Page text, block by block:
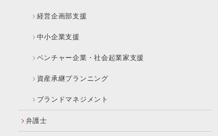
経営企画部支援
中小企業支援
ベンチャー企業・社会起業家支援
資産承継プランニング
ブランドマネジメント
弁護士